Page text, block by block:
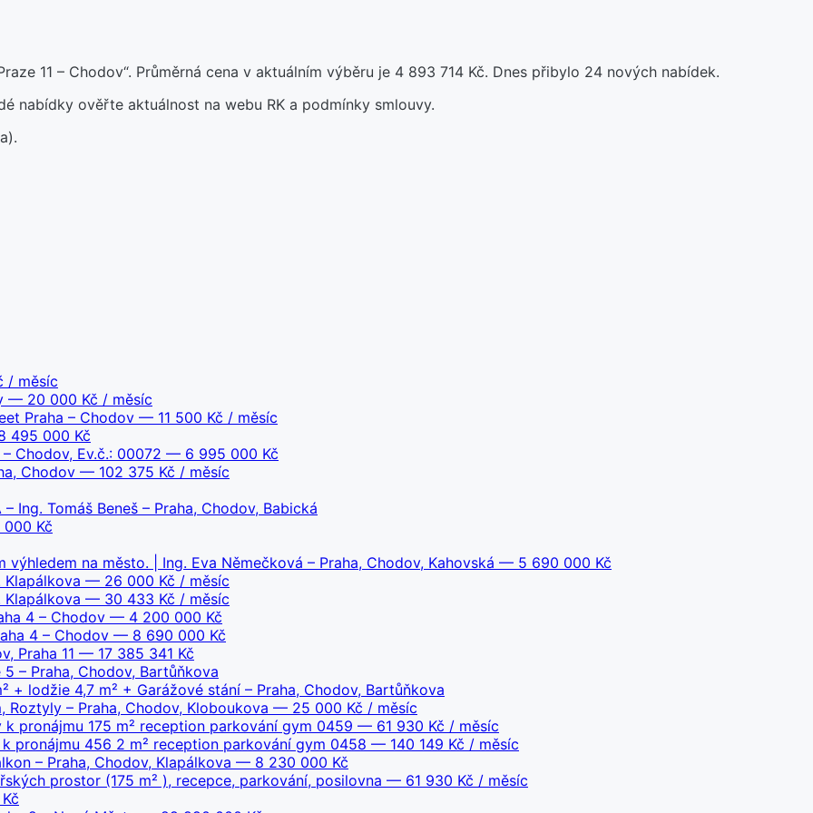
11 – Chodov“. Průměrná cena v aktuálním výběru je 4 893 714 Kč. Dnes přibylo 24 nových nabídek.
nabídky ověřte aktuálnost na webu RK a podmínky smlouvy.
měsíc
— 20 000 Kč / měsíc
Praha – Chodov — 11 500 Kč / měsíc
000 Kč
Chodov, Ev.č.: 00072 — 6 995 000 Kč
Chodov — 102 375 Kč / měsíc
Ing. Tomáš Beneš – Praha, Chodov, Babická
Kč
na město. | Ing. Eva Němečková – Praha, Chodov, Kahovská — 5 690 000 Kč
Klapálkova — 26 000 Kč / měsíc
Klapálkova — 30 433 Kč / měsíc
4 – Chodov — 4 200 000 Kč
4 – Chodov — 8 690 000 Kč
Praha 11 — 17 385 341 Kč
– Praha, Chodov, Bartůňkova
lodžie 4,7 m² + Garážové stání – Praha, Chodov, Bartůňkova
– Praha, Chodov, Kloboukova — 25 000 Kč / měsíc
pronájmu 175 m² reception parkování gym 0459 — 61 930 Kč / měsíc
pronájmu 456 2 m² reception parkování gym 0458 — 140 149 Kč / měsíc
– Praha, Chodov, Klapálkova — 8 230 000 Kč
prostor (175 m² ), recepce, parkování, posilovna — 61 930 Kč / měsíc